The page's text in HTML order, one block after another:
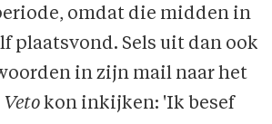
omdat die midden in
plaatsvond. Sels uit dan ook
in zijn mail naar het
Vetokon inkijken: 'Ik besef